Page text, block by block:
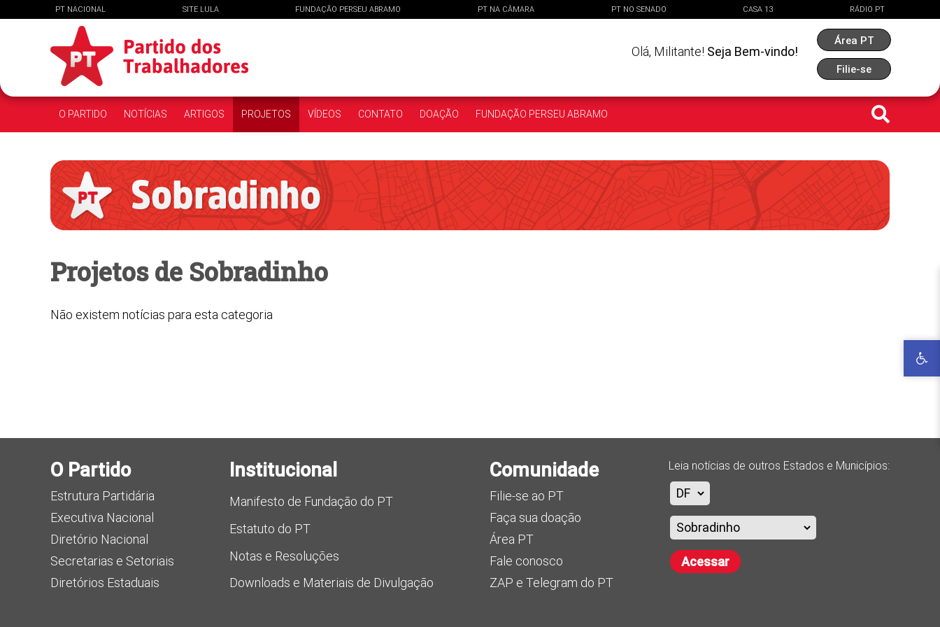
PT NACIONAL SITE LULA FUNDAÇÃO PERSEU ABRAMO PT NA CÂMARA PT NO SENADO CASA 13 RÁDIO PT
Olá, Militante! Seja Bem-vindo!
Área PT
Filie-se
O PARTIDO NOTÍCIAS ARTIGOS PROJETOS VÍDEOS CONTATO DOAÇÃO FUNDAÇÃO PERSEU ABRAMO
Projetos de Sobradinho
Não existem notícias para esta categoria
O Partido
Estrutura Partidária
Executiva Nacional
Diretório Nacional
Secretarias e Setoriais
Diretórios Estaduais
Institucional
Manifesto de Fundação do PT
Estatuto do PT
Notas e Resoluções
Downloads e Materiais de Divulgação
Comunidade
Filie-se ao PT
Faça sua doação
Área PT
Fale conosco
ZAP e Telegram do PT
Leia notícias de outros Estados e Municípios:
Acessar